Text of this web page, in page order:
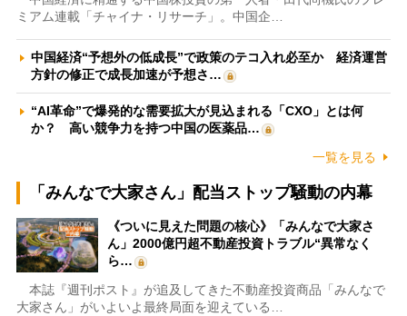
ミアム連載「チャイナ・リサーチ」。中国企…
中国経済“予想外の低成長”で政策のテコ入れ必至か 経済運営
方針の修正で成長加速が予想さ…
“AI革命”で爆発的な需要拡大が見込まれる「CXO」とは何
か？ 高い競争力を持つ中国の医薬品…
一覧を見る
「みんなで大家さん」配当ストップ騒動の内幕
《ついに見えた問題の核心》「みんなで大家さ
ん」2000億円超不動産投資トラブル“異常なく
ら…
本誌『週刊ポスト』が追及してきた不動産投資商品「みんなで
大家さん」がいよいよ最終局面を迎えている…